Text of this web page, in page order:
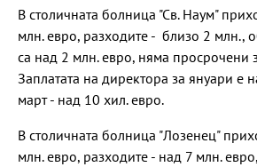
В столичната болница "Св. Наум"
млн. евро, разходите - близо 2 млн.,
са над 2 млн. евро, няма просрочени
Заплатата на директора за януари е
март - над 10 хил. евро.
В столичната болница "Лозенец"
млн. евро, разходите - над 7 млн.